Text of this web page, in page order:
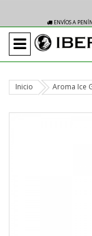
ENVÍOS A
Inicio Aroma Ice